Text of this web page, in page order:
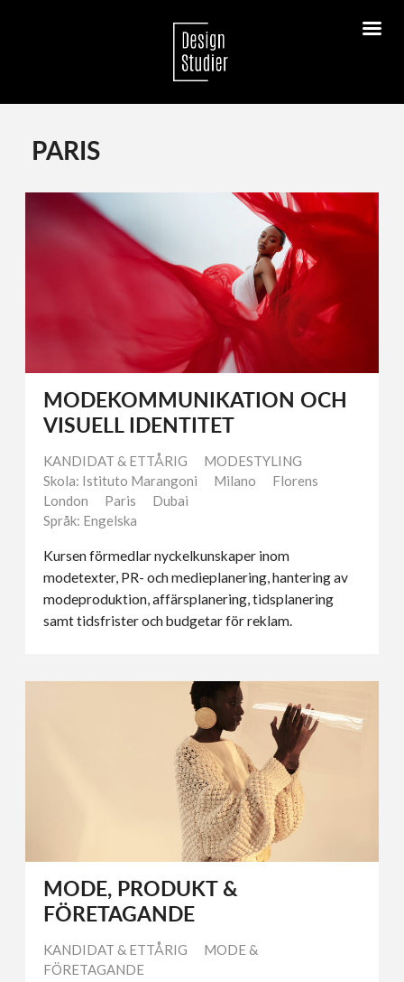
PARIS
MODEKOMMUNIKATION OCH
VISUELL IDENTITET
KANDIDAT & ETTÅRIG
MODESTYLING
Skola: Istituto Marangoni
Milano
Florens
London
Paris
Dubai
Språk: Engelska
Kursen förmedlar nyckelkunskaper inom
modetexter, PR- och medieplanering, hantering av
modeproduktion, affärsplanering, tidsplanering
samt tidsfrister och budgetar för reklam.
MODE, PRODUKT &
FÖRETAGANDE
KANDIDAT & ETTÅRIG
MODE &
FÖRETAGANDE